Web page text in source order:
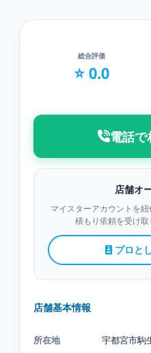
総合評価
⭐ 0.0
電話
店舗オ
マイスターアカウントを
積もり依頼を受け取
プロと
店舗基本情報
所在地 宇都宮市駒